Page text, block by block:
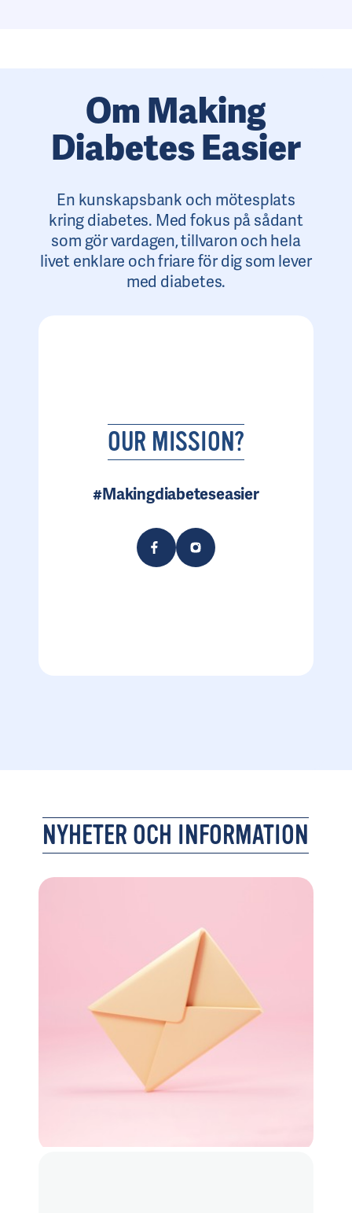
Om Making
Diabetes Easier
En kunskapsbank och mötesplats
kring diabetes. Med fokus på sådant
som gör vardagen, tillvaron och hela
livet enklare och friare för dig som lever
med diabetes.
OUR MISSION?
#Makingdiabeteseasier
NYHETER OCH INFORMATION